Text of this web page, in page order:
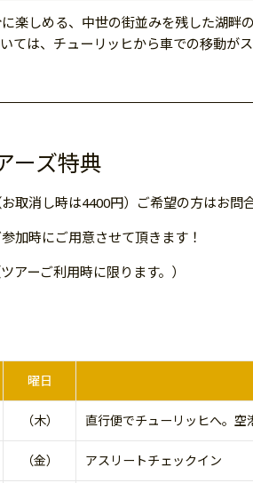
楽しめる、中世の街並みを残した湖畔
ては、チューリッヒから車での移動が
ーズ特典
取消し時は4400円）ご希望の方はお問
加時にご用意させて頂きます！
アーご利用時に限ります。）
曜日
（木） 直行便でチューリッヒへ。空
（金） アスリートチェックイン